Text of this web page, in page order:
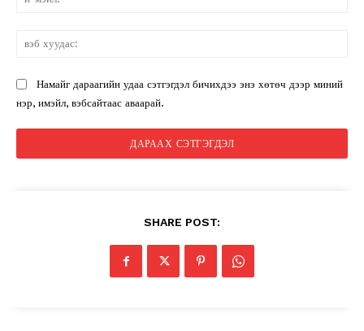
Намайг дараагийн удаа сэтгэгдэл бичихдээ энэ хөтөч дээр миний
нэр, имэйл, вэбсайтаас аваарай.
SHARE POST: